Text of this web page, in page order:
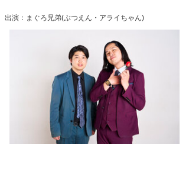
出演：まぐろ兄弟(ぶつえん・アライちゃん)